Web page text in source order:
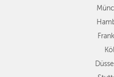
Stuttgart
Essen
Dresden
Nürnberg